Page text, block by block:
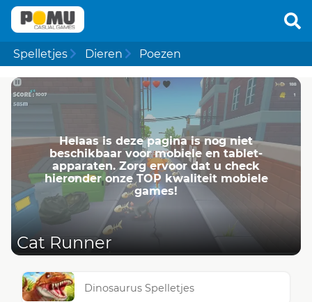
Spelletjes Dieren Poezen
Helaas is deze pagina is nog niet
beschikbaar voor mobiele en tablet-
apparaten. Zorg ervoor dat u check
hieronder onze TOP kwaliteit mobiele
games!
Cat Runner
Dinosaurus Spelletjes